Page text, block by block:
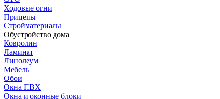
Ходовые огни
Прицепы
Стройматериалы
Обустройство дома
Ковролин
Ламинат
Линолеум
Мебель
Обои
Окна ПВХ
Окна и оконные блоки